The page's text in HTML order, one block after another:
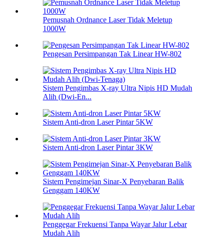
Pemusnah Ordnance Laser Tidak Meletup
1000W
Pengesan Persimpangan Tak Linear HW-802
Sistem Pengimbas X-ray Ultra Nipis HD Mudah
Alih (Dwi-En...
Sistem Anti-dron Laser Pintar 5KW
Sistem Anti-dron Laser Pintar 3KW
Sistem Pengimejan Sinar-X Penyebaran Balik
Genggam 140KW
Penggegar Frekuensi Tanpa Wayar Jalur Lebar
Mudah Alih